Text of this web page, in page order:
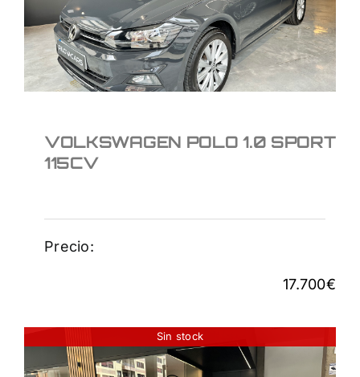
17.700€
VOLKSWAGEN POLO 1.0 SPORT
115CV
Precio:
17.700€
Sin stock